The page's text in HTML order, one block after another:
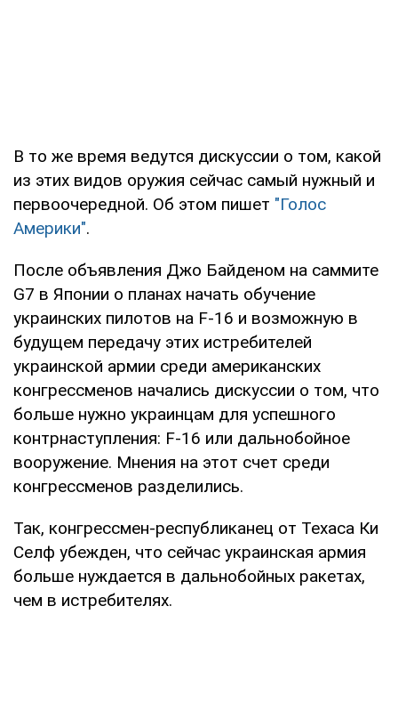
В то же время ведутся дискуссии о том, какой
из этих видов оружия сейчас самый нужный и
первоочередной. Об этом пишет "Голос
Америки".
После объявления Джо Байденом на саммите
G7 в Японии о планах начать обучение
украинских пилотов на F-16 и возможную в
будущем передачу этих истребителей
украинской армии среди американских
конгрессменов начались дискуссии о том, что
больше нужно украинцам для успешного
контрнаступления: F-16 или дальнобойное
вооружение. Мнения на этот счет среди
конгрессменов разделились.
Так, конгрессмен-республиканец от Техаса Ки
Селф убежден, что сейчас украинская армия
больше нуждается в дальнобойных ракетах,
чем в истребителях.